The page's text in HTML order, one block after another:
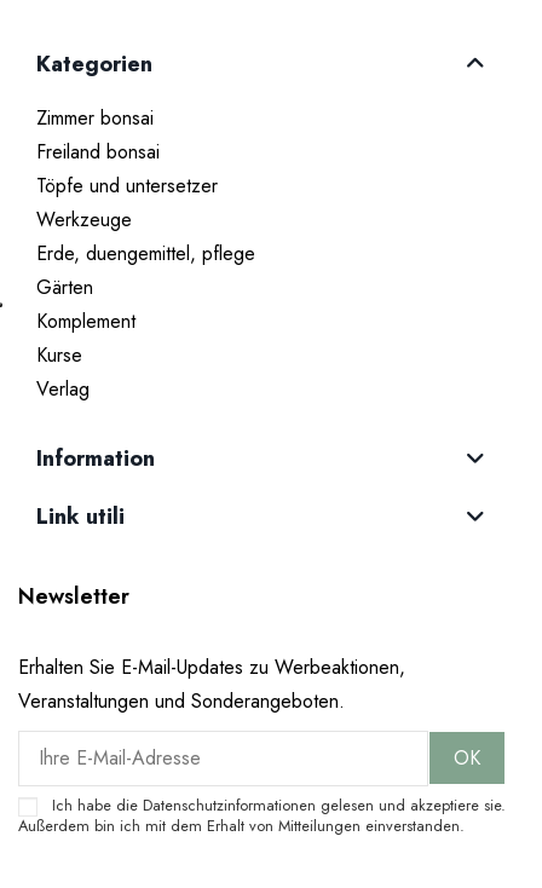
Kategorien
Zimmer bonsai
Freiland bonsai
Töpfe und untersetzer
Werkzeuge
Erde, duengemittel, pflege
Gärten
Komplement
Kurse
Verlag
Information
Link utili
Newsletter
Erhalten Sie E-Mail-Updates zu Werbeaktionen,
Veranstaltungen und Sonderangeboten.
Ich habe die Datenschutzinformationen gelesen und akzeptiere sie.
Außerdem bin ich mit dem Erhalt von Mitteilungen einverstanden.